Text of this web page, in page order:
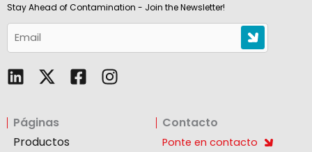
Stay Ahead of Contamination - Join the Newsletter!
L
i
k
e
F
a
I
n
Páginas
Productos
Contacto
Ponte en contacto